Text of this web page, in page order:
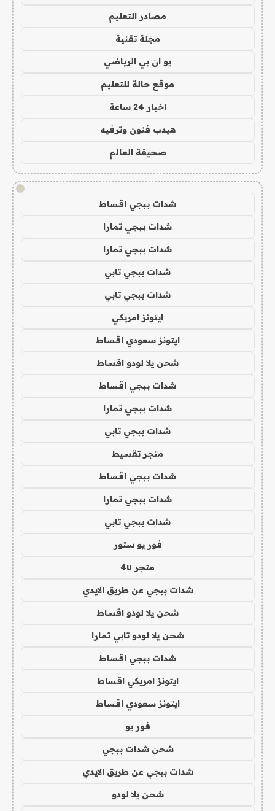
مصادر التعليم
مجلة تقنية
يو ان بي الرياضي
موقع حالة للتعليم
اخبار 24 ساعة
هيدب فنون وترفيه
صحيفة العالم
!
شدات ببجي اقساط
شدات ببجي تمارا
شدات ببجي تمارا
شدات ببجي تابي
شدات ببجي تابي
ايتونز امريكي
ايتونز سعودي اقساط
شحن يلا لودو اقساط
شدات ببجي اقساط
شدات ببجي تمارا
شدات ببجي تابي
متجر تقسيط
شدات ببجي اقساط
شدات ببجي تمارا
شدات ببجي تابي
فور يو ستور
متجر 4u
شدات ببجي عن طريق الايدي
شحن يلا لودو اقساط
شحن يلا لودو تابي تمارا
شدات ببجي اقساط
ايتونز امريكي اقساط
ايتونز سعودي اقساط
فور يو
شحن شدات ببجي
شدات ببجي عن طريق الايدي
شحن يلا لودو